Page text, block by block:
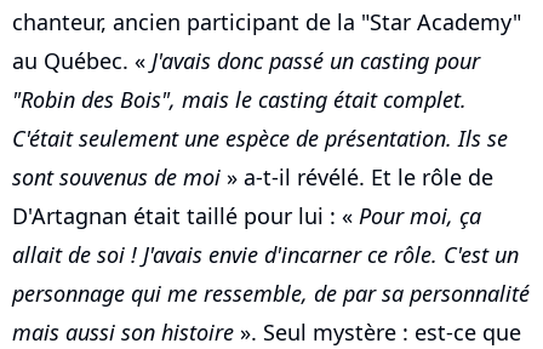
chanteur, ancien participant de la "Star Academy"
au Québec. « J'avais donc passé un casting pour
"Robin des Bois", mais le casting était complet.
C'était seulement une espèce de présentation. Ils se
sont souvenus de moi » a-t-il révélé. Et le rôle de
D'Artagnan était taillé pour lui : « Pour moi, ça
allait de soi ! J'avais envie d'incarner ce rôle. C'est un
personnage qui me ressemble, de par sa personnalité
mais aussi son histoire ». Seul mystère : est-ce que